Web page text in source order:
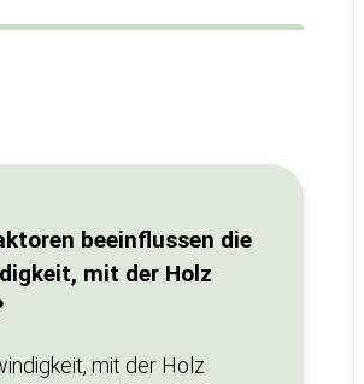
beeinflussen die
mit der Holz
mit der Holz